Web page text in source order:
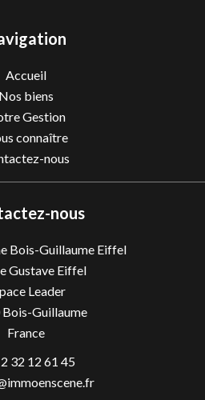
Accueil
Nos biens
Gestion
connaître
nous
nous
Bois-Guillaume Eiffel
Gustave Eiffel
Leader
Bois-Guillaume
France
32 12 61 45